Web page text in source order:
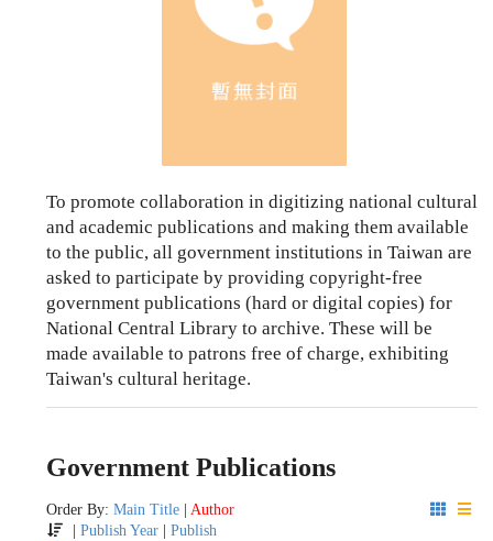
To promote collaboration in digitizing national cultural
and academic publications and making them available
to the public, all government institutions in Taiwan are
asked to participate by providing copyright-free
government publications (hard or digital copies) for
National Central Library to archive. These will be
made available to patrons free of charge, exhibiting
Taiwan's cultural heritage.
Government Publications
Order By: Main Title
Author
|Publish Year |Publish